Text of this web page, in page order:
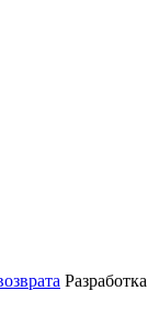
Разработка